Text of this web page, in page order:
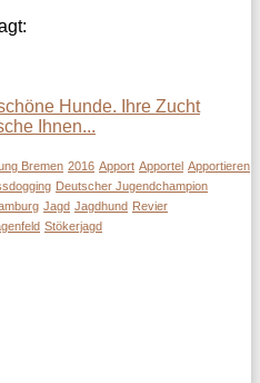
Hunde. Ihre Zucht
Ihnen...
Bremen 2016 Apport Apportel Apportieren
Deutscher Jugendchampion
Jagd Jagdhund Revier
Stökerjagd